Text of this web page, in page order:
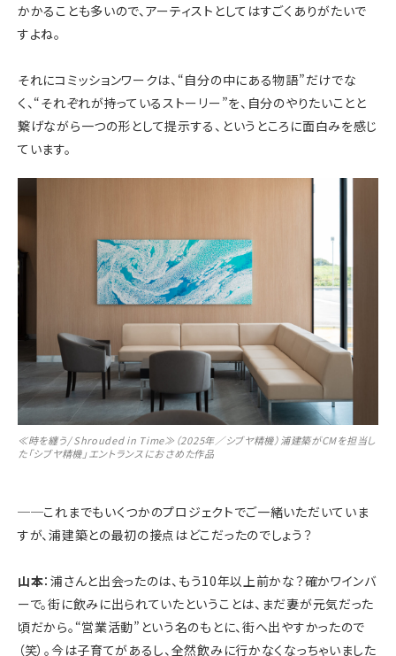
かかることも多いので、アーティストとしてはすごくありがたいで
すよね。
それにコミッションワークは、“自分の中にある物語”だけでな
く、“それぞれが持っているストーリー”を、自分のやりたいことと
繋げながら一つの形として提示する、というところに面白みを感じ
ています。
≪時を纏う/ Shrouded in Time≫（2025年／シブヤ精機）浦建築がCMを担当し
た「シブヤ精機」エントランスにおさめた作品
──これまでもいくつかのプロジェクトでご一緒いただいていま
すが、浦建築との最初の接点はどこだったのでしょう？
山本：浦さんと出会ったのは、もう10年以上前かな？確かワインバ
ーで。街に飲みに出られていたということは、まだ妻が元気だった
頃だから。“営業活動”という名のもとに、街へ出やすかったので
（笑）。今は子育てがあるし、全然飲みに行かなくなっちゃいました